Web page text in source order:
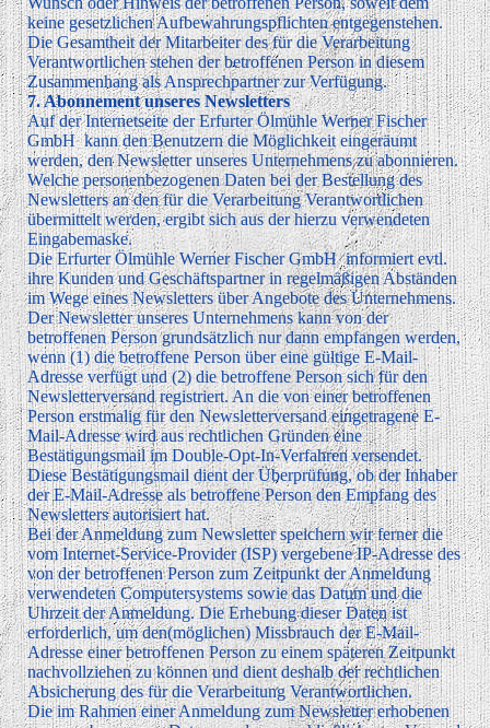
keine gesetzlichen Aufbewahrungspflichten entgegenstehen.
Die Gesamtheit der Mitarbeiter des für die Verarbeitung
Verantwortlichen stehen der betroffenen Person in diesem
Zusammenhang als Ansprechpartner zur Verfügung.
7. Abonnement unseres Newsletters
Auf der Internetseite der Erfurter Ölmühle Werner Fischer
GmbH kann den Benutzern die Möglichkeit eingeräumt
werden, den Newsletter unseres Unternehmens zu abonnieren.
Welche personenbezogenen Daten bei der Bestellung des
Newsletters an den für die Verarbeitung Verantwortlichen
übermittelt werden, ergibt sich aus der hierzu verwendeten
Eingabemaske.
Die Erfurter Ölmühle Werner Fischer GmbH informiert evtl.
ihre Kunden und Geschäftspartner in regelmäßigen Abständen
im Wege eines Newsletters über Angebote des Unternehmens.
Der Newsletter unseres Unternehmens kann von der
betroffenen Person grundsätzlich nur dann empfangen werden,
wenn (1) die betroffene Person über eine gültige E-Mail-
Adresse verfügt und (2) die betroffene Person sich für den
Newsletterversand registriert. An die von einer betroffenen
Person erstmalig für den Newsletterversand eingetragene E-
Mail-Adresse wird aus rechtlichen Gründen eine
Bestätigungsmail im Double-Opt-In-Verfahren versendet.
Diese Bestätigungsmail dient der Überprüfung, ob der Inhaber
der E-Mail-Adresse als betroffene Person den Empfang des
Newsletters autorisiert hat.
Bei der Anmeldung zum Newsletter speichern wir ferner die
vom Internet-Service-Provider (ISP) vergebene IP-Adresse des
von der betroffenen Person zum Zeitpunkt der Anmeldung
verwendeten Computersystems sowie das Datum und die
Uhrzeit der Anmeldung. Die Erhebung dieser Daten ist
erforderlich, um den(möglichen) Missbrauch der E-Mail-
Adresse einer betroffenen Person zu einem späteren Zeitpunkt
nachvollziehen zu können und dient deshalb der rechtlichen
Absicherung des für die Verarbeitung Verantwortlichen.
Die im Rahmen einer Anmeldung zum Newsletter erhobenen